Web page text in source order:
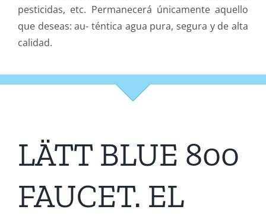
pesticidas, etc. Permanecerá únicamente aquello
que deseas: au- téntica agua pura, segura y de alta
calidad.
LÄTT BLUE 800
FAUCET. EL